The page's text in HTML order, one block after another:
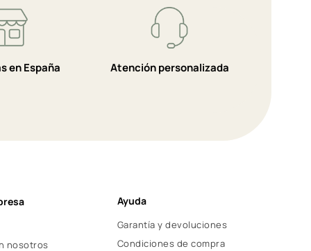
en España Atención personalizada
nosotros
Ayuda
Garantía y devoluciones
Condiciones de compra